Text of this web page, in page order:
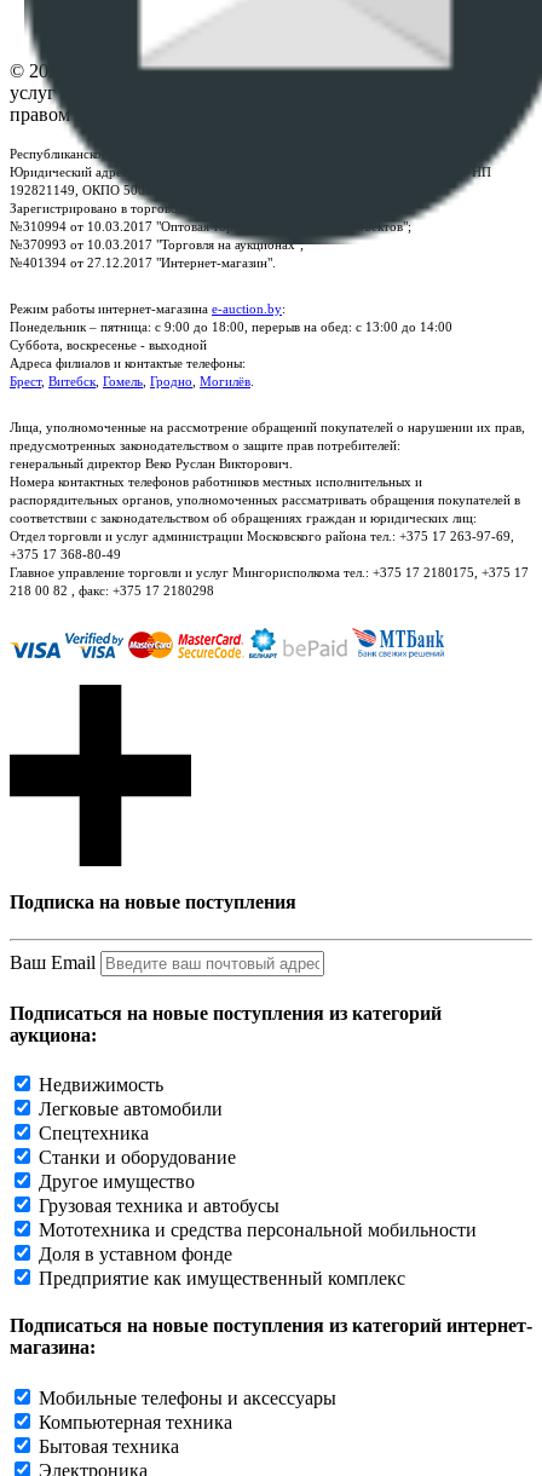
© 2026 Республиканское унитарное предприятие по оказанию
услуг "БелЮрОбеспечение" - Все права защищены авторским
правом
Республиканское унитарное предприятие по оказанию услуг "БелЮрОбеспечение"
Юридический адрес: г. Минск, пр-т. Дзержинского, 1Б, e-mail:
, УНП
192821149, ОКПО 500111895000
Зарегистрировано в торговом реестре Республики Беларусь:
№310994 от 10.03.2017 "Оптовая торговля без торговых объектов";
№370993 от 10.03.2017 "Торговля на аукционах";
№401394 от 27.12.2017 "Интернет-магазин".
Режим работы интернет-магазина e-auction.by:
Понедельник – пятница: с 9:00 до 18:00, перерыв на обед: с 13:00 до 14:00
Суббота, воскресенье - выходной
Адреса филиалов и контактые телефоны:
Брест, Витебск Гомель Гродно Могилёв
Лица, уполномоченные на рассмотрение обращений покупателей о нарушении их прав,
предусмотренных законодательством о защите прав потребителей:
генеральный директор Веко Руслан Викторович.
Номера контактных телефонов работников местных исполнительных и
распорядительных органов, уполномоченных рассматривать обращения покупателей в
соответствии с законодательством об обращениях граждан и юридических лиц:
Отдел торговли и услуг администрации Московского района тел.: +375 17 263-97-69,
+375 17 368-80-49
Главное управление торговли и услуг Мингорисполкома тел.: +375 17 2180175, +375 17
218 00 82 , факс: +375 17 2180298
Подписка на новые поступления
Ваш Email
Подписаться на новые поступления из категорий
аукциона:
Недвижимость
Легковые автомобили
Спецтехника
Станки и оборудование
Другое имущество
Грузовая техника и автобусы
Мототехника и средства персональной мобильности
Доля в уставном фонде
Предприятие как имущественный комплекс
Подписаться на новые поступления из категорий интернет-
магазина:
Мобильные телефоны и аксессуары
Компьютерная техника
Бытовая техника
Электроника